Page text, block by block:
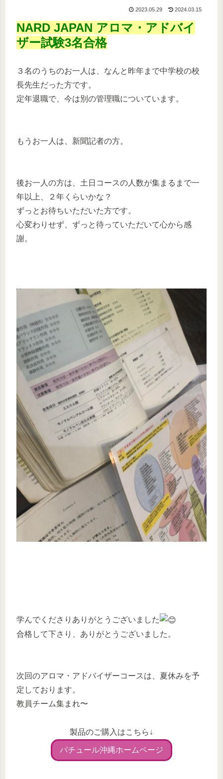
2023.05.29 2024.03.15
NARD JAPAN アロマ・アドバイ
ザー試験3名合格
３名のうちのお一人は、なんと昨年まで中学校の校
長先生だった方です。
定年退職で、今は別の管理職についています。
もうお一人は、新聞記者の方。
後お一人の方は、土日コースの人数が集まるまで一
年以上、２年くらいかな？
ずっとお待ちいただいた方です。
心変わりせず、ずっと待っていただいて心から感
謝。
学んでくださりありがとうございました
合格して下さり、ありがとうございました。
次回のアロマ・アドバイザーコースは、夏休みを予
定しております。
教員チーム集まれ〜
製品のご購入はこちら↓
パチュール沖縄ホームページ